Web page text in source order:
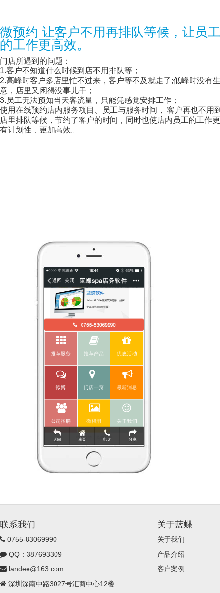
微预约 让客户不用再排队等候，让员工
的工作更高效。
门店所遇到的问题：
1.客户不知道什么时候到店不用排队等；
2.高峰时客户多店里忙不过来，客户等不及就走了;低峰时没有生
意，店里又闲得没事儿干；
3.员工无法预知当天客流量，只能凭感觉安排工作；
使用在线预约店内服务项目、员工与服务时间， 客户再也不用
店里排队等候，节约了客户的时间，同时也使店内员工的工作更
有计划性，更加高效。
联系我们
0755-83069990
QQ：387693309
landee@163.com
深圳深南中路3027号汇商中心12楼
关于蓝蝶
关于我们
产品介绍
客户案例